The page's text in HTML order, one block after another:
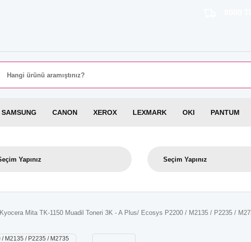
SAMSUNG CANON XEROX LEXMARK OKI PANTUM
Kyocera Mita TK-1150 Muadil Toneri 3K - A Plus/ Ecosys P2200 / M2135 / P2235 /